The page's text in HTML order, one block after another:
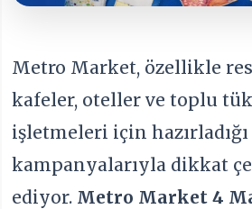
Metro Market, özellikle
kafeler, oteller ve toplu
işletmeleri için
kampanyalarıyla dikkat
ediyor. Metro Market 4